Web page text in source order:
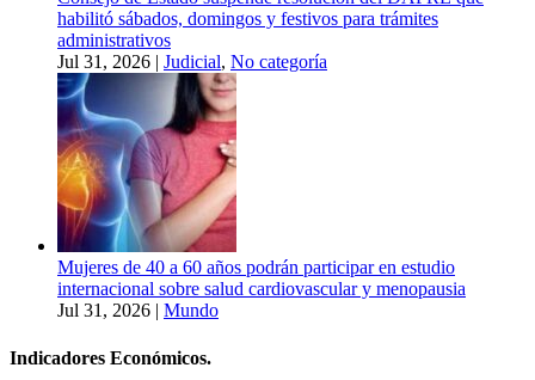
habilitó sábados, domingos y festivos para trámites
administrativos
Jul 31, 2026 | Judicial, No categoría
Mujeres de 40 a 60 años podrán participar en estudio
internacional sobre salud cardiovascular y menopausia
Jul 31, 2026 | Mundo
Indicadores Económicos.